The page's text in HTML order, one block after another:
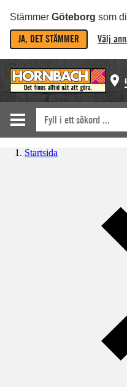
Stämmer Göteborg som
JA, DET STÄMMER Välj
Startsida